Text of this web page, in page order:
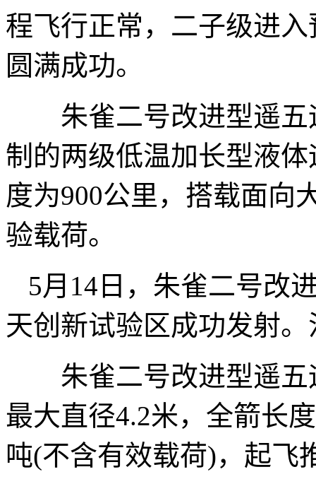
程飞行正常，二子级进
圆满成功。
朱雀二号改进型遥五
制的两级低温加长型液
度为900公里，搭载面向
验载荷。
5月14日，朱雀二号改
天创新试验区成功发射
朱雀二号改进型遥五
最大直径4.2米，全箭长
吨(不含有效载荷)，起飞